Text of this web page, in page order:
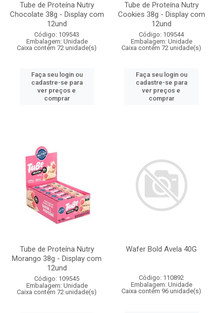
Tube de Proteína Nutry
Chocolate 38g - Display com
12und
Código: 109543
Embalagem: Unidade
Caixa contém 72 unidade(s)
Faça seu login ou
cadastre-se para
ver preços e
comprar
Tube de Proteína Nutry
Cookies 38g - Display com
12und
Código: 109544
Embalagem: Unidade
Caixa contém 72 unidade(s)
Faça seu login ou
cadastre-se para
ver preços e
comprar
Tube de Proteína Nutry
Morango 38g - Display com
12und
Código: 109545
Embalagem: Unidade
Caixa contém 72 unidade(s)
Wafer Bold Avela 40G
Código: 110892
Embalagem: Unidade
Caixa contém 96 unidade(s)